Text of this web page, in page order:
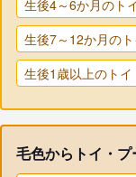
生後4～6か月のト
生後7～12か月のト
生後1歳以上のトイ
毛色からトイ・